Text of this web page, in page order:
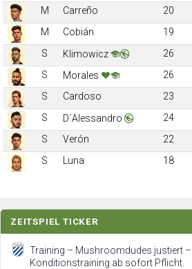
M
Carreño 20
M
Cobián 19
S
Klimowicz 26
S
Morales 26
S
Cardoso 23
S
D´Alessandro 24
S
Verón 22
S
Luna 18
ZEITSPIEL TICKER
Training – Mushroomdudes justiert –
Konditionstraining ab sofort Pflicht.